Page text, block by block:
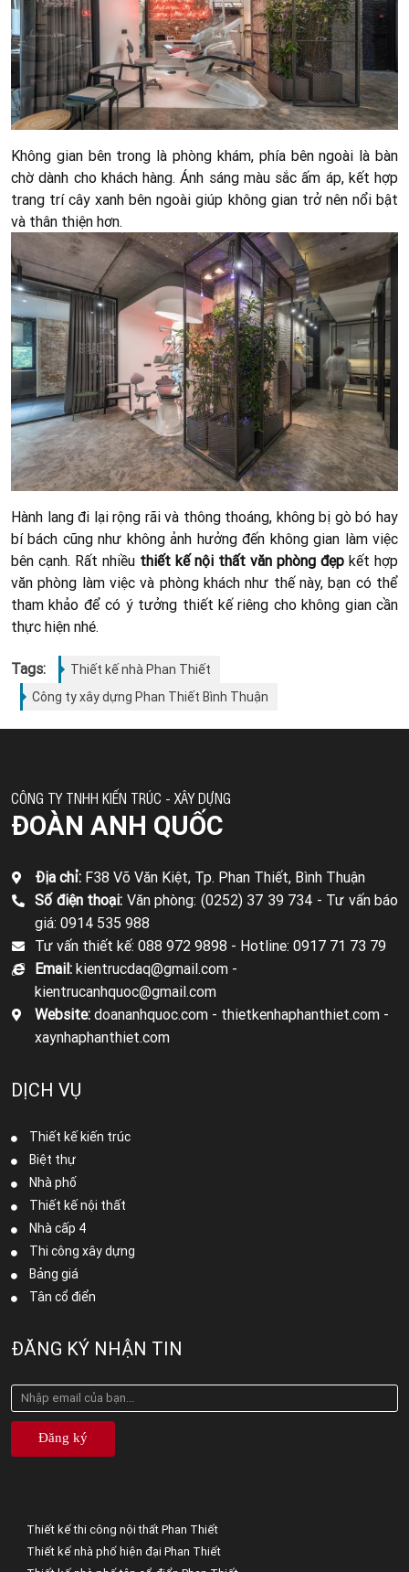
Không gian bên trong là phòng khám, phía bên ngoài là bàn
chờ dành cho khách hàng. Ánh sáng màu sắc ấm áp, kết hợp
trang trí cây xanh bên ngoài giúp không gian trở nên nổi bật
và thân thiện hơn.
Hành lang đi lại rộng rãi và thông thoáng, không bị gò bó hay
bí bách cũng như không ảnh hưởng đến không gian làm việc
bên cạnh. Rất nhiều thiết kế nội thất văn phòng đẹp kết hợp
văn phòng làm việc và phòng khách như thế này, bạn có thể
tham khảo để có ý tưởng thiết kế riêng cho không gian cần
thực hiện nhé.
Tags:
Thiết kế nhà Phan Thiết
Công ty xây dựng Phan Thiết Bình Thuận
CÔNG TY TNHH KIẾN TRÚC - XÂY DỰNG
ĐOÀN ANH QUỐC
Địa chỉ: F38 Võ Văn Kiệt, Tp. Phan Thiết, Bình Thuận
Số điện thoại: Văn phòng: (0252) 37 39 734 - Tư vấn báo
giá: 0914 535 988
Tư vấn thiết kế: 088 972 9898 - Hotline: 0917 71 73 79
Email: kientrucdaq@gmail.com -
kientrucanhquoc@gmail.com
Website: doananhquoc.com - thietkenhaphanthiet.com -
xaynhaphanthiet.com
DỊCH VỤ
Thiết kế kiến trúc
Biệt thự
Nhà phố
Thiết kế nội thất
Nhà cấp 4
Thi công xây dựng
Bảng giá
Tân cổ điển
ĐĂNG KÝ NHẬN TIN
Đăng ký
Thiết kế thi công nội thất Phan Thiết
Thiết kế nhà phố hiện đại Phan Thiết